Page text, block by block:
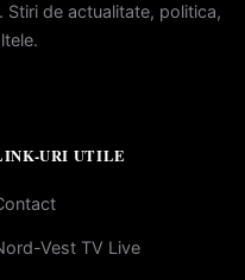
de actualitate, politica,
URI UTILE
Vest TV Live